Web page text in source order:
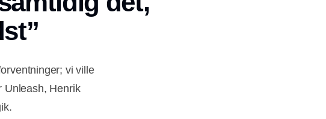
vi ville
Unleash, Henrik